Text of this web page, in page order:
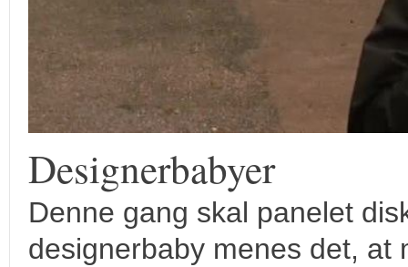
Designerbabyer
Denne gang skal panelet
designerbaby menes det, at